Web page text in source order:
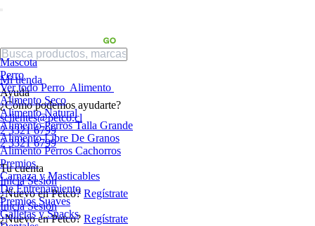
Mi tienda
Ayuda
¿Cómo podemos ayudarte?
sclientes@petco.cl
2 3321 6799
2 3321 6799
Tu cuenta
Inicia Sesión
¿Nuevo en Petco? Regístrate
Inicia Sesión
¿Nuevo en Petco? Regístrate
Mascota
Perro
Ver todo Perro Alimento
Alimento Seco
Alimento Natural
Alimento Perros Talla Grande
Alimento Libre De Granos
Alimento Perros Cachorros
Premios
Carnaza y Masticables
De Entrenamiento
Premios Suaves
Galletas y Snacks